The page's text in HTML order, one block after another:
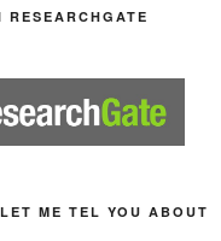
ME TEL YOU ABOUT